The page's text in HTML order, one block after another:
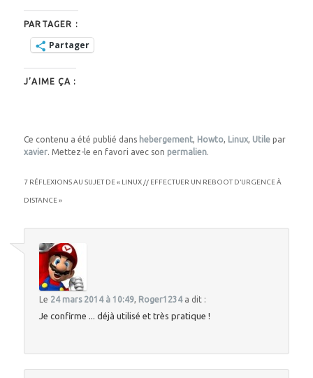
PARTAGER :
Partager
J’AIME ÇA :
Ce contenu a été publié dans hebergement, Howto, Linux, Utile par
xavier. Mettez-le en favori avec son permalien.
7 RÉFLEXIONS AU SUJET DE « LINUX // EFFECTUER UN REBOOT D’URGENCE À
DISTANCE»
Le 24 mars 2014 à 10:49, Roger1234 a dit :
Je confirme ... déjà utilisé et très pratique !